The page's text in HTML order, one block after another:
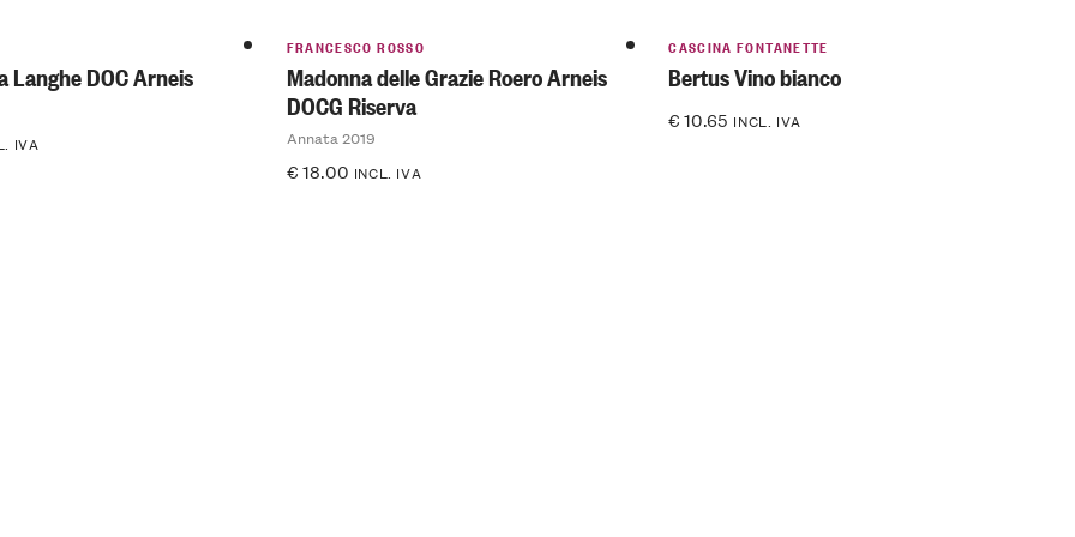
Langhe DOC Arneis
IVA
FRANCESCO ROSSO
Madonna delle Grazie Roero Arneis
DOCG Riserva
Annata 2019
€18.00 INCL. IVA
CASCINA FONTANETTE
Bertus Vino bianco
€10.65 INCL. IVA